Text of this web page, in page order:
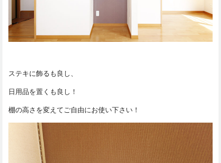
ステキに飾るも良し、
日用品を置くも良し！
棚の高さを変えてご自由にお使い下さい！